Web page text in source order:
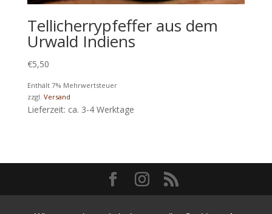
Tellicherrypfeffer aus dem
Urwald Indiens
€5,50
Enthält 7% Mehrwertsteuer
zzgl. Versand
Lieferzeit: ca. 3-4 Werktage